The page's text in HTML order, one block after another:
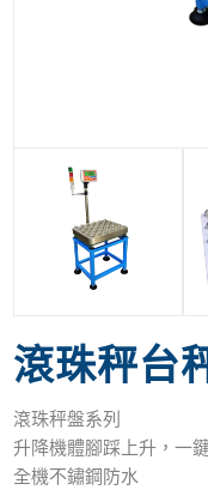
滾珠秤台
滾珠秤盤系列
升降機體腳踩上升，一
全機不鏽鋼防水